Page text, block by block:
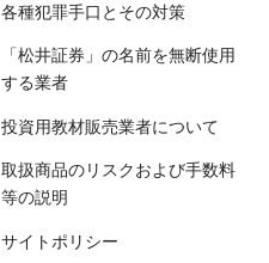
各種犯罪手口とその対策
「松井証券」の名前を無断使用
する業者
投資用教材販売業者について
取扱商品のリスクおよび手数料
等の説明
サイトポリシー